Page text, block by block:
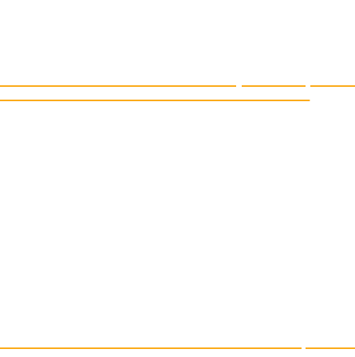
OFFSHORE 2026: AD ARENDAL (NORVEGIA)
PER SERAFINO BARLESI E JOAKIM KUMLIN.